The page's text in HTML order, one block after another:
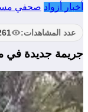
أخبار أزواد صحفي
عدد المشاهدات:
جريمة جديدة في